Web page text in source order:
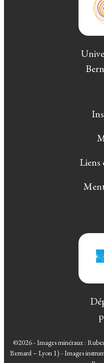
Liens
©2026 - Images minéraux :
Bernard – Lyon 1) - Images